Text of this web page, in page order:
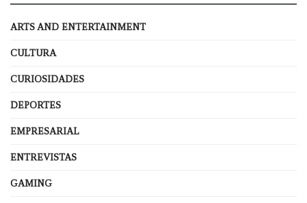
ARTS AND ENTERTAINMENT
CULTURA
CURIOSIDADES
DEPORTES
EMPRESARIAL
ENTREVISTAS
GAMING